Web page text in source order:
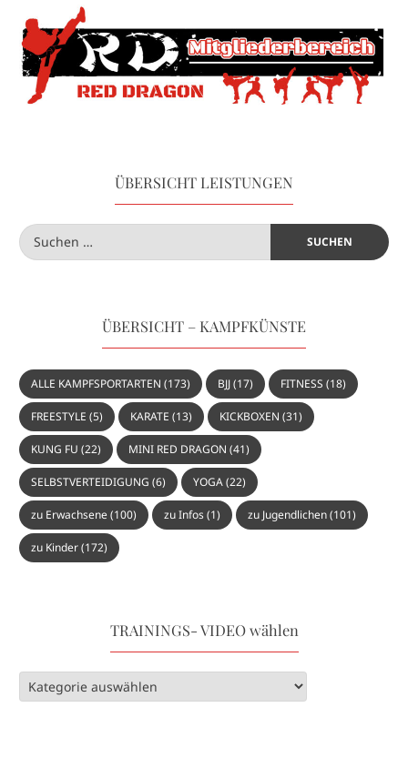
ÜBERSICHT LEISTUNGEN
ÜBERSICHT – KAMPFKÜNSTE
ALLE KAMPFSPORTARTEN (173) BJJ(17) FITNESS (18)
FREESTYLE (5) KARATE (13) KICKBOXEN (31)
KUNG FU (22) MINI RED DRAGON (41)
SELBSTVERTEIDIGUNG (6) YOGA(22)
zu Erwachsene(100) zu Infos(1) zu Jugendlichen(101)
zu Kinder(172)
TRAININGS- VIDEO wählen